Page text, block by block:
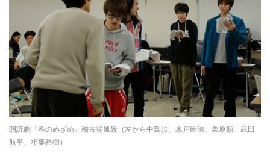
朗読劇『春のめざめ』稽古場風景（左から中島歩、木戸邑弥、栗原類、武田
航平、相葉裕樹）